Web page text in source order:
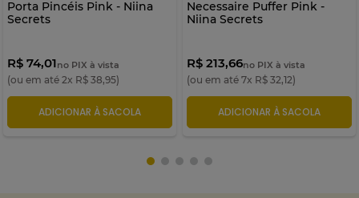
Porta Pincéis Pink - Niina
Secrets
R$ 74,01no PIX à vista
(ou em até 2x R$ 38,95)
ADICIONAR À SACOLA
Necessaire Puffer Pink -
Niina Secrets
R$ 213,66no PIX à vista
(ou em até 7x R$ 32,12)
ADICIONAR À SACOLA